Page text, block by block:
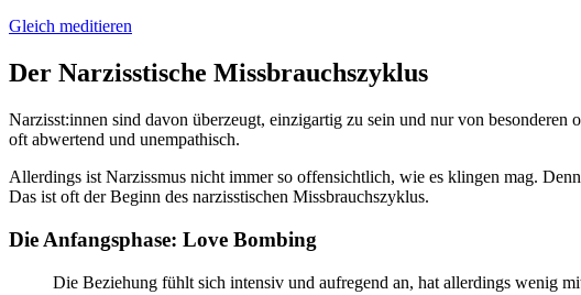
Gleich meditieren
Der Narzisstische Missbrauchszyklus
Narzisst:innen sind davon überzeugt, einzigartig zu sein und nur von
oft abwertend und unempathisch.
Allerdings ist Narzissmus nicht immer so offensichtlich, wie es klingen mag.
Das ist oft der Beginn des narzisstischen Missbrauchszyklus.
Die Anfangsphase: Love Bombing
Die Beziehung fühlt sich intensiv und aufregend an, hat allerdings wenig